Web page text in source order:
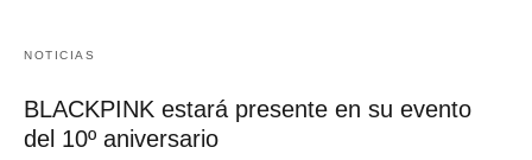
NOTICIAS
BLACKPINK estará presente en su evento
del 10º aniversario